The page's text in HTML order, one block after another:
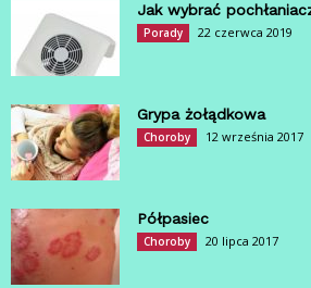
Jak wybrać
Porady 22 czerwca 2019
Grypa żołądkowa
Choroby 12 września 2017
Półpasiec
Choroby 20 lipca 2017